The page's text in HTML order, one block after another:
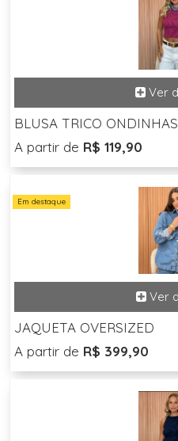
BLUSA TRICO ONDINHAS
A partir de R$ 119,90
Em destaque
JAQUETA OVERSIZED
A partir de R$ 399,90